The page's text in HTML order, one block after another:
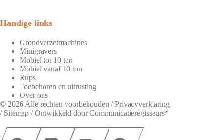
Handige links
Grondverzetmachines
Minigravers
Mobiel tot 10 ton
Mobiel vanaf 10 ton
Rups
Toebehoren en uitrusting
Over ons
© 2026 Alle rechten voorbehouden /Privacyverklaring
/ Sitemap / Ontwikkeld doorCommunicatieregisseurs*